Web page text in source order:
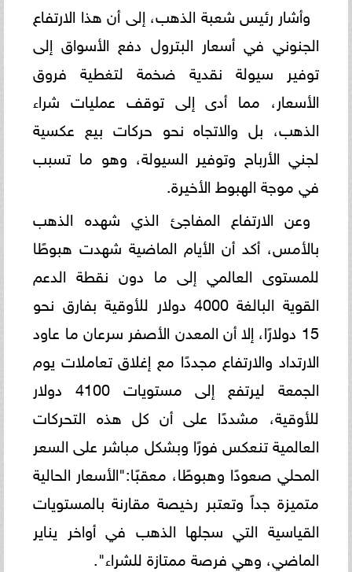
​وأشار رئيس شعبة الذهب، إلى أن هذا الارتفاع
الجنوني في أسعار البترول دفع الأسواق إلى
توفير سيولة نقدية ضخمة لتغطية فروق
الأسعار، مما أدى إلى توقف عمليات شراء
الذهب، بل والاتجاه نحو حركات بيع عكسية
لجني الأرباح وتوفير السيولة، وهو ما تسبب
في موجة الهبوط الأخيرة.
​وعن الارتفاع المفاجئ الذي شهده الذهب
بالأمس، أكد أن الأيام الماضية شهدت هبوطًا
للمستوى العالمي إلى ما دون نقطة الدعم
القوية البالغة 4000 دولار للأوقية بفارق نحو
15 دولارًا، إلا أن المعدن الأصفر سرعان ما عاود
الارتداد والارتفاع مجددًا مع إغلاق تعاملات يوم
الجمعة ليرتفع إلى مستويات 4100 دولار
للأوقية، مشددًا على أن كل هذه التحركات
العالمية تنعكس فورًا وبشكل مباشر على السعر
المحلي صعودًا وهبوطًا، معقبًا:​"الأسعار الحالية
متميزة جداً وتعتبر رخيصة مقارنة بالمستويات
القياسية التي سجلها الذهب في أواخر يناير
الماضي، وهي فرصة ممتازة للشراء".